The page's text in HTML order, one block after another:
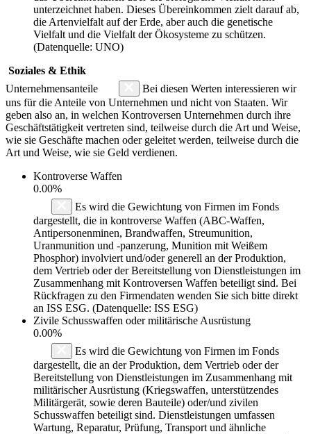
unterzeichnet haben. Dieses Übereinkommen zielt darauf ab,
die Artenvielfalt auf der Erde, aber auch die genetische
Vielfalt und die Vielfalt der Ökosysteme zu schützen.
(Datenquelle: UNO)
Soziales & Ethik
Unternehmensanteile
Bei diesen Werten interessieren wir
uns für die Anteile von Unternehmen und nicht von Staaten. Wir
geben also an, in welchen Kontroversen Unternehmen durch ihre
Geschäftstätigkeit vertreten sind, teilweise durch die Art und Weise,
wie sie Geschäfte machen oder geleitet werden, teilweise durch die
Art und Weise, wie sie Geld verdienen.
Kontroverse Waffen
0.00%
Es wird die Gewichtung von Firmen im Fonds
dargestellt, die in kontroverse Waffen (ABC-Waffen,
Antipersonenminen, Brandwaffen, Streumunition,
Uranmunition und -panzerung, Munition mit Weißem
Phosphor) involviert und/oder generell an der Produktion,
dem Vertrieb oder der Bereitstellung von Dienstleistungen im
Zusammenhang mit Kontroversen Waffen beteiligt sind. Bei
Rückfragen zu den Firmendaten wenden Sie sich bitte direkt
an ISS ESG. (Datenquelle: ISS ESG)
Zivile Schusswaffen oder militärische Ausrüstung
0.00%
Es wird die Gewichtung von Firmen im Fonds
dargestellt, die an der Produktion, dem Vertrieb oder der
Bereitstellung von Dienstleistungen im Zusammenhang mit
militärischer Ausrüstung (Kriegswaffen, unterstützendes
Militärgerät, sowie deren Bauteile) oder/und zivilen
Schusswaffen beteiligt sind. Dienstleistungen umfassen
Wartung, Reparatur, Prüfung, Transport und ähnliche